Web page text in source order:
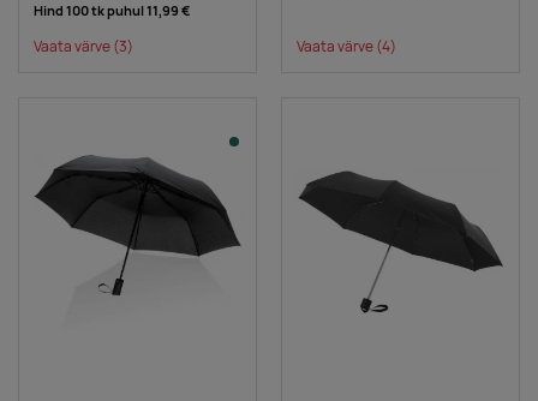
Hind 100 tk puhul11,99 €
Vaata värve(3) Vaata värve(4)